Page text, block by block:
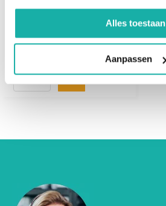
Alles toestaan
Aanpassen
vitamine mineralen
€ 197,-